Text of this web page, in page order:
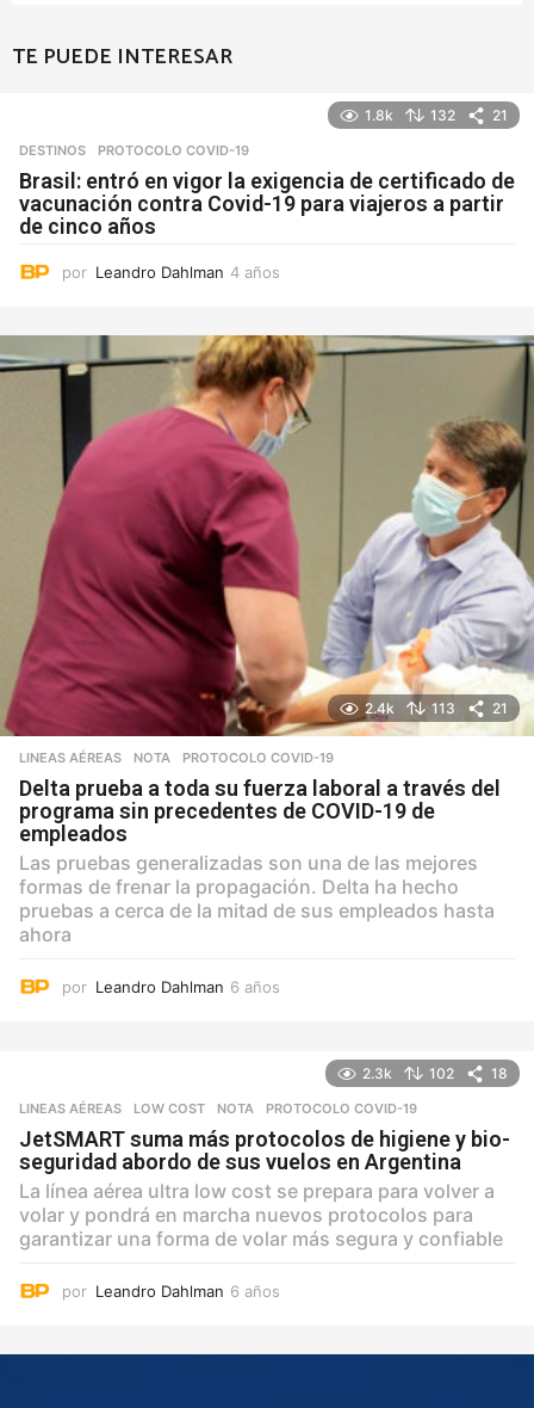
TE PUEDE INTERESAR
1.8k 132 21
DESTINOS PROTOCOLO COVID-19
Brasil: entró en vigor la exigencia de certificado de
vacunación contra Covid-19 para viajeros a partir
de cinco años
por Leandro Dahlman 4 años
o
s
2.4k 113 21
LINEAS AÉREAS NOTA ,PROTOCOLO COVID-19
Delta prueba a toda su fuerza laboral a través del
programa sin precedentes de COVID-19 de
empleados
Las pruebas generalizadas son una de las mejores
formas de frenar la propagación. Delta ha hecho
pruebas a cerca de la mitad de sus empleados hasta
ahora
por Leandro Dahlman 6 años
2.3k 102 18
LINEAS AÉREAS ,LOW COST NOTA ,PROTOCOLO COVID-19
JetSMART suma más protocolos de higiene y bio-
seguridad abordo de sus vuelos en Argentina
La línea aérea ultra low cost se prepara para volver a
volar y pondrá en marcha nuevos protocolos para
garantizar una forma de volar más segura y confiable
por Leandro Dahlman 6 años
o